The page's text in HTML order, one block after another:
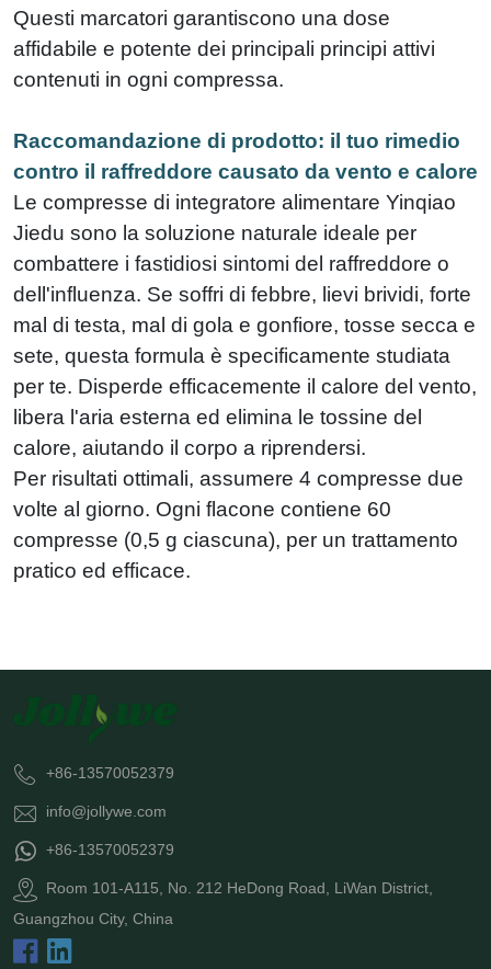
Questi marcatori garantiscono una dose
affidabile e potente dei principali principi attivi
contenuti in ogni compressa.
Raccomandazione di prodotto: il tuo rimedio
contro il raffreddore causato da vento e calore
Le compresse di integratore alimentare Yinqiao
Jiedu sono la soluzione naturale ideale per
combattere i fastidiosi sintomi del raffreddore o
dell'influenza. Se soffri di febbre, lievi brividi, forte
mal di testa, mal di gola e gonfiore, tosse secca e
sete, questa formula è specificamente studiata
per te. Disperde efficacemente il calore del vento,
libera l'aria esterna ed elimina le tossine del
calore, aiutando il corpo a riprendersi.
Per risultati ottimali, assumere 4 compresse due
volte al giorno. Ogni flacone contiene 60
compresse (0,5 g ciascuna), per un trattamento
pratico ed efficace.
+86-13570052379
info@jollywe.com
+86-13570052379
Room 101-A115, No. 212 HeDong Road, LiWan District,
Guangzhou City, China